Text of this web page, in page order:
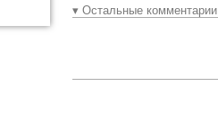
▾ Остальные комментарии